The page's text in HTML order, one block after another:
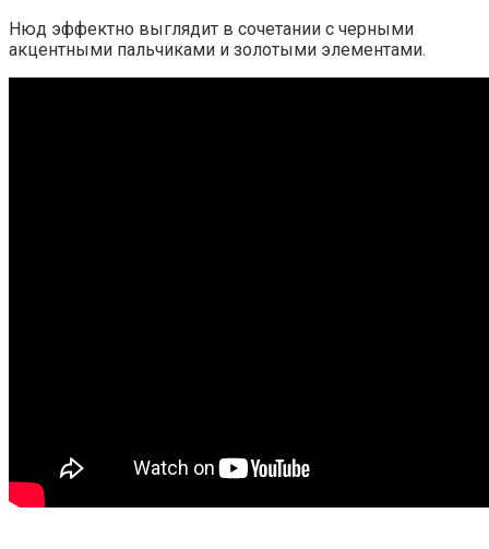
Нюд эффектно выглядит в сочетании с черными
акцентными пальчиками и золотыми элементами.